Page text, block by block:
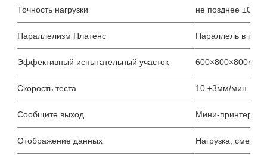
Точность нагрузки не позднее ±0.5%
Параллелизм Платенс Параллель в
Эффективный испытательный участок 600×800×800мм
Скорость теста 10 ±3мм/мин
Сообщите выход Мини-принтер,
Отображение данных Нагрузка,